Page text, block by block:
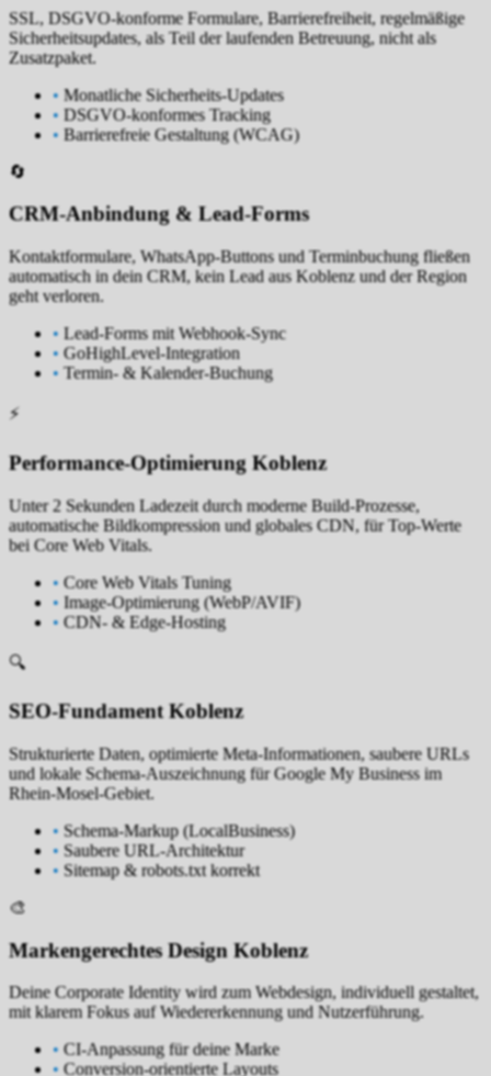
SSL, DSGVO-konforme Formulare, Barrierefreiheit, regelmäßige
Sicherheitsupdates, als Teil der laufenden Betreuung, nicht als
Zusatzpaket.
• Monatliche Sicherheits-Updates
• DSGVO-konformes Tracking
• Barrierefreie Gestaltung (WCAG)
🔄
CRM-Anbindung & Lead-Forms
Kontaktformulare, WhatsApp-Buttons und Terminbuchung fließen
automatisch in dein CRM, kein Lead aus Koblenz und der Region
geht verloren.
• Lead-Forms mit Webhook-Sync
•GoHighLevel-Integration
•Termin- & Kalender-Buchung
⚡
Performance-Optimierung Koblenz
Unter 2 Sekunden Ladezeit durch moderne Build-Prozesse,
automatische Bildkompression und globales CDN, für Top-Werte
bei Core Web Vitals.
•Core Web Vitals Tuning
• Image-Optimierung (WebP/AVIF)
•CDN- & Edge-Hosting
🔍
SEO-Fundament Koblenz
Strukturierte Daten, optimierte Meta-Informationen, saubere URLs
und lokale Schema-Auszeichnung für Google My Business im
Rhein-Mosel-Gebiet.
• Schema-Markup (LocalBusiness)
• Saubere URL-Architektur
• Sitemap & robots.txt korrekt
🎨
Markengerechtes Design Koblenz
Deine Corporate Identity wird zum Webdesign, individuell gestaltet,
mit klarem Fokus auf Wiedererkennung und Nutzerführung.
•CI-Anpassung für deine Marke
•Conversion-orientierte Layouts